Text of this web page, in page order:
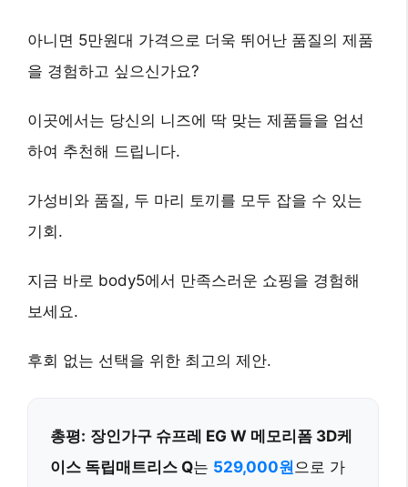
아니면 5만원대 가격으로 더욱 뛰어난 품질의 제품
을 경험하고 싶으신가요?
이곳에서는 당신의 니즈에 딱 맞는 제품들을 엄선
하여 추천해 드립니다.
가성비 와 품질, 두 마리 토끼를 모두 잡을 수 있는
기회.
지금 바로 body5에서 만족스러운 쇼핑을 경험해
보세요.
후회 없는 선택을 위한 최고의 제안.
총평: 장인가구 슈프레 EG W 메모리폼 3D케
이스 독립매트리스 Q는 529,000원으로 가